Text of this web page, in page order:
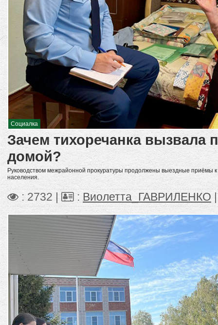
Социалка
Зачем тихоречанка вызвала
домой?
Руководством межрайонной прокуратуры продолжены выездные приёмы
населения.
: 2732 | :Виолетта_ГАВРИЛЕНКО